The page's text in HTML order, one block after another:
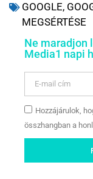
GOOGLE,
MEGSÉRTÉSE
Ne maradjon
Media1 napi
Hozzájárulok,
összhangban a